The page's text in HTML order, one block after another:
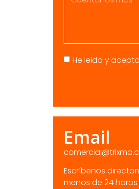
He leido y
Email
Escríbenos
menos de 24